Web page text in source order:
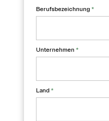
Berufsbezeichnung *
Unternehmen *
Land *